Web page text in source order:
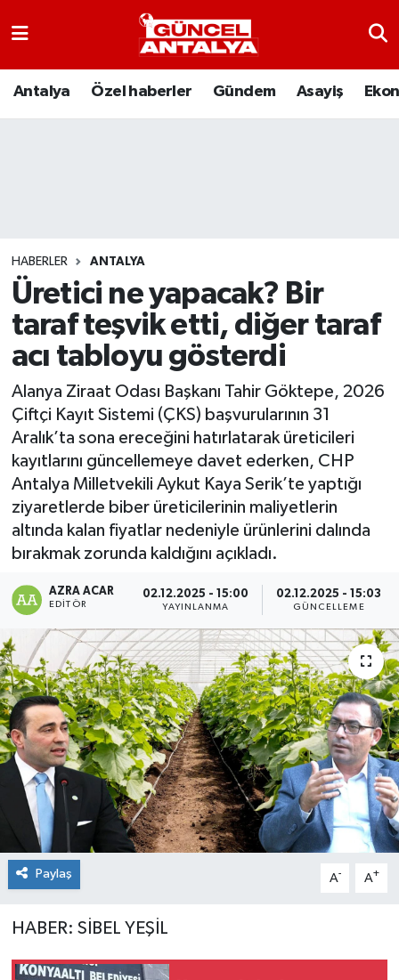
Antalya Özel haberler Gündem Asayiş
HABERLER ANTALYA
Üretici ne yapacak? Bir
taraf teşvik etti, diğer taraf
acı tabloyu gösterdi
Alanya Ziraat Odası Başkanı Tahir Göktepe, 2026
Çiftçi Kayıt Sistemi (ÇKS) başvurularının 31
Aralık’ta sona ereceğini hatırlatarak üreticileri
kayıtlarını güncellemeye davet ederken, CHP
Antalya Milletvekili Aykut Kaya Serik’te yaptığı
ziyaretlerde biber üreticilerinin maliyetlerin
altında kalan fiyatlar nedeniyle ürünlerini dalında
bırakmak zorunda kaldığını açıkladı.
AZRA ACAR
EDITÖR
02.12.2025 - 15:00
YAYINLANMA
02.12.2025 - 15:03
GÜNCELLEME
Paylaş A- A+
HABER: SİBEL YEŞİL
Antalya
Eğitim
Ekonomi
Gündem
Kültür-Sanat
Magazin
Özel haberler
Siyaset
Spor
Nöbetçi Eczaneler
Tüm Manşetler
Son Dakika Haberleri
Haber Arşivi